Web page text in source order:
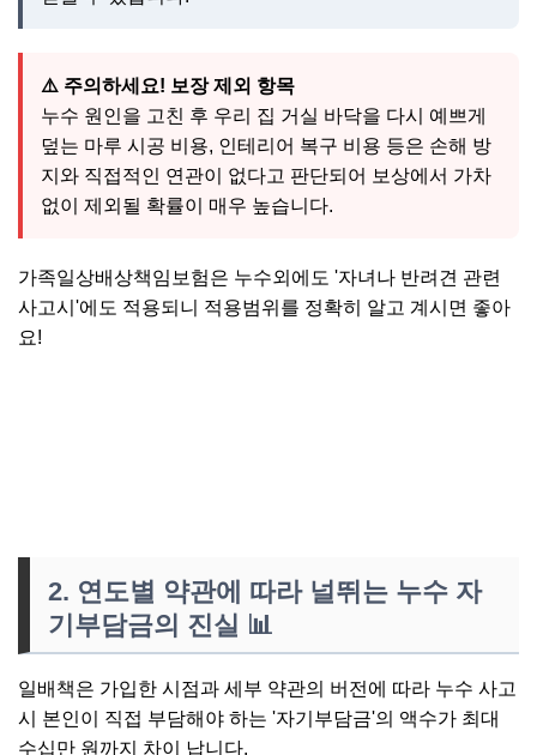
⚠️ 주의하세요! 보장 제외 항목
누수 원인을 고친 후 우리 집 거실 바닥을 다시 예쁘게
덮는 마루 시공 비용, 인테리어 복구 비용 등은 손해 방
지와 직접적인 연관이 없다고 판단되어 보상에서 가차
없이 제외될 확률이 매우 높습니다.
가족일상배상책임보험은 누수외에도 '자녀나 반려견 관련
사고시'에도 적용되니 적용범위를 정확히 알고 계시면 좋아
요!
2. 연도별 약관에 따라 널뛰는 누수 자
기부담금의 진실 📊
일배책은 가입한 시점과 세부 약관의 버전에 따라 누수 사고
시 본인이 직접 부담해야 하는 '자기부담금'의 액수가 최대
수십만 원까지 차이 납니다.